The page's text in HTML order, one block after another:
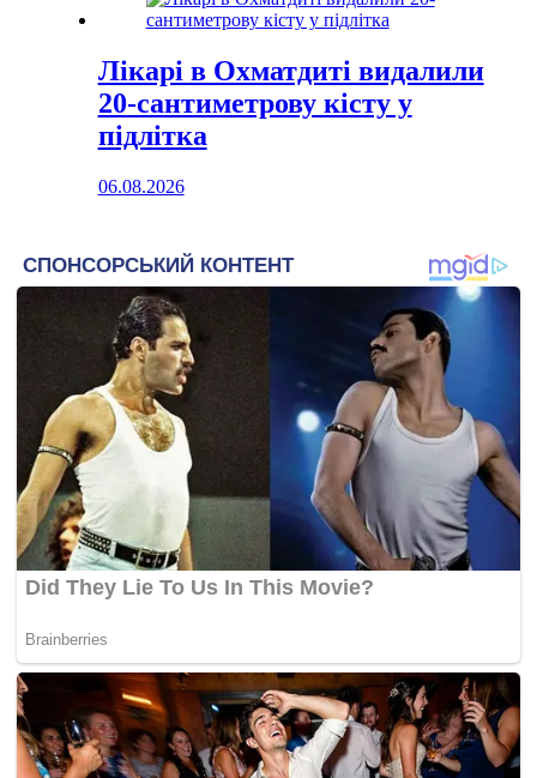
Лікарі в Охматдиті видалили
20-сантиметрову кісту у
підлітка
06.08.2026